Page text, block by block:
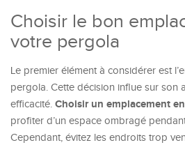
Choisir le bon
votre pergola
Le premier élément à considérer est
pergola. Cette décision influe sur son
efficacité. Choisir un emplacement
profiter d’un espace ombragé
Cependant, évitez les endroits trop